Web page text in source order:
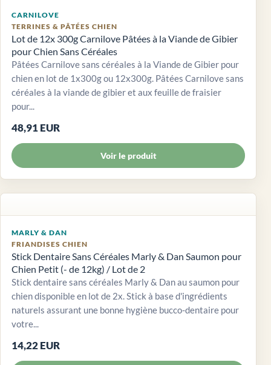
CARNILOVE
TERRINES & PÂTÉES CHIEN
Lot de 12x 300g Carnilove Pâtées à la Viande de Gibier
pour Chien Sans Céréales
Pâtées Carnilove sans céréales à la Viande de Gibier pour
chien en lot de 1x300g ou 12x300g. Pâtées Carnilove sans
céréales à la viande de gibier et aux feuille de fraisier
pour...
48,91 EUR
Voir le produit
MARLY & DAN
FRIANDISES CHIEN
Stick Dentaire Sans Céréales Marly & Dan Saumon pour
Chien Petit (- de 12kg) / Lot de 2
Stick dentaire sans céréales Marly & Dan au saumon pour
chien disponible en lot de 2x. Stick à base d'ingrédients
naturels assurant une bonne hygiène bucco-dentaire pour
votre...
14,22 EUR